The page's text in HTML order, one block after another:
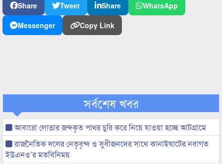
Share Tweet Share
WhatsApp
Messenger
Copy Link
সর্বশেষ খবর
আবারো লোভার জব্দকৃত পাথর চুরি করে নিয়ে যাওয়া হচ্ছে আটগ্রামে
রাজনৈতিক দলের নেতৃবৃন্দ ও সুধীজনদের সাথে কানাইঘাটের নবাগত
ইউএনও’র মতবিনিময়